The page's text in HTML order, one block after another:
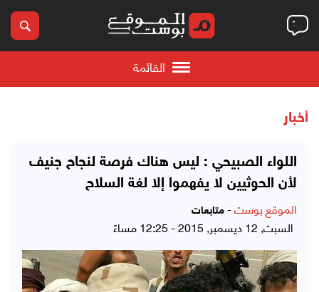
القائمة
أخبار
اللواء الصبيحي : ليس هناك فرصة لنجاح جنيف
لأن الحوثيين لا يفهموا إلا لغة السلاح
الموقع بوست- متابعات
السبت, 12 ديسمبر, 2015 - 12:25 مساءً